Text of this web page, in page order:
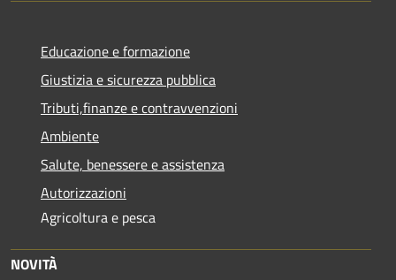
Educazione e formazione
Giustizia e sicurezza pubblica
Tributi,finanze e contravvenzioni
Ambiente
Salute, benessere e assistenza
Autorizzazioni
Agricoltura e pesca
NOVITÀ